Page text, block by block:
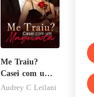
Me Traiu?
Casei com um
Magnata
Audrey C Leilani